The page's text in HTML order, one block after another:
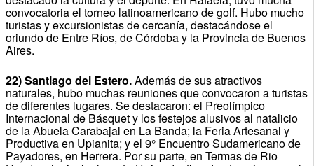
convocatoria el torneo latinoamericano de golf. Hubo mucho
turistas y excursionistas de cercanía, destacándose el
oriundo de Entre Ríos, de Córdoba y la Provincia de Buenos
Aires.
22) Santiago del Estero.Además de sus atractivos
naturales, hubo muchas reuniones que convocaron a turistas
de diferentes lugares. Se destacaron: el Preolímpico
Internacional de Básquet y los festejos alusivos al natalicio
de la Abuela Carabajal en La Banda; la Feria Artesanal y
Productiva en Upianita; y el 9° Encuentro Sudamericano de
Payadores, en Herrera. Por su parte, en Termas de Rio